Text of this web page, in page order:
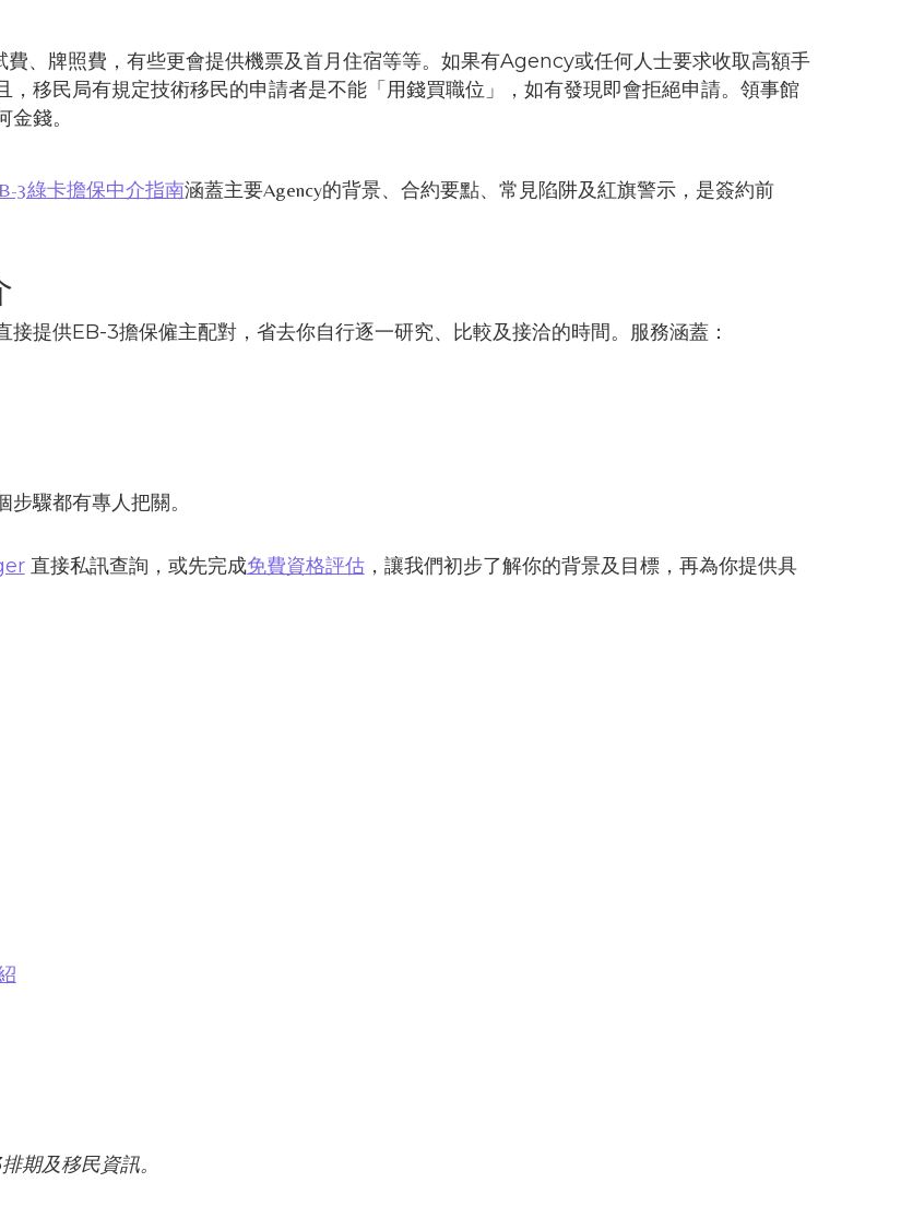
、牌照費，有些更會提供機票及首月住宿等等。如果有Agency或任何人士要求收取高額手
移民局有規定技術移民的申請者是不能「用錢買職位」，如有發現即會拒絕申請。領事館
錢。
3綠卡擔保中介指南涵蓋主要Agency的背景、合約要點、常見陷阱及紅旗警示，是簽約前
接提供EB-3擔保僱主配對，省去你自行逐一研究、比較及接洽的時間。服務涵蓋：
驟都有專人把關。
直接私訊查詢，或先完成免費資格評估，讓我們初步了解你的背景及目標，再為你提供具
期及移民資訊。